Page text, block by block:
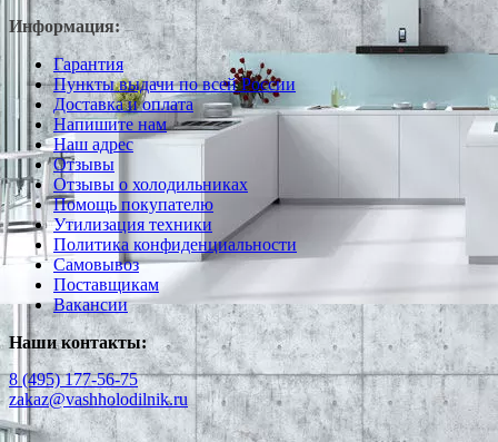
Информация:
Гарантия
Пункты выдачи по всей России
Доставка и оплата
Напишите нам
Наш адрес
Отзывы
Отзывы о холодильниках
Помощь покупателю
Утилизация техники
Политика конфиденциальности
Самовывоз
Поставщикам
Вакансии
Наши контакты:
8 (495) 177-56-75
zakaz@vashholodilnik.ru